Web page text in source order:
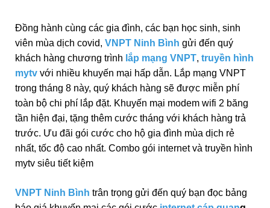
Đồng hành cùng các gia đình, các bạn học sinh, sinh
viên mùa dịch covid, VNPT Ninh Bình gửi đến quý
khách hàng chương trình lắp mạng VNPT, truyền hình
mytv với nhiều khuyến mại hấp dẫn. Lắp mạng VNPT
trong tháng 8 này, quý khách hàng sẽ được miễn phí
toàn bộ chi phí lắp đặt. Khuyến mại modem wifi 2 băng
tần hiện đại, tặng thêm cước tháng với khách hàng trả
trước. Ưu đãi gói cước cho hộ gia đình mùa dịch rẻ
nhất, tốc độ cao nhất. Combo gói internet và truyền hình
mytv siêu tiết kiệm
VNPT Ninh Bình trân trọng gửi đến quý bạn đọc bảng